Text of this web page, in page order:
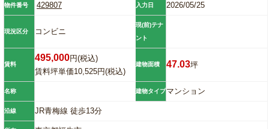
物件番号 429807 入力日 2026/05/25
現況区分 コンビニ
現(前)テナ
ント
賃料
495,000円(税込)
賃料坪単価10,525円(税込)
建物面積 47.03坪
名称 建物タイプマンション
沿線 JR青梅線 徒歩13分